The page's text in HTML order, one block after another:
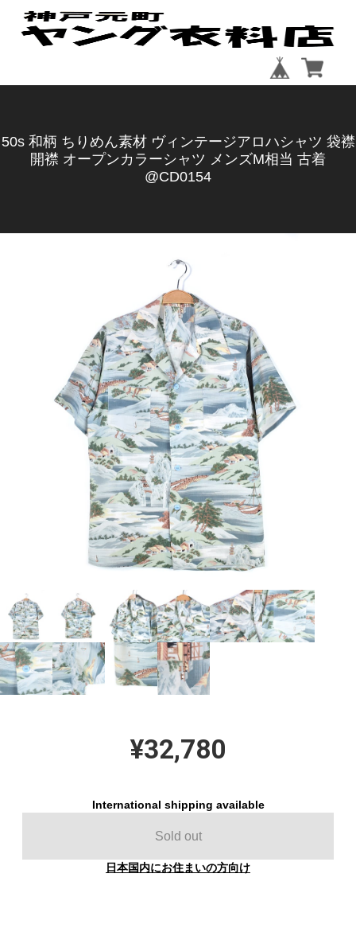
50s 和柄 ちりめん素材 ヴィンテージアロハシャツ 袋襟
開襟 オープンカラーシャツ メンズM相当 古着
@CD0154
¥32,780
International shipping available
Sold out
日本国内にお住まいの方向け